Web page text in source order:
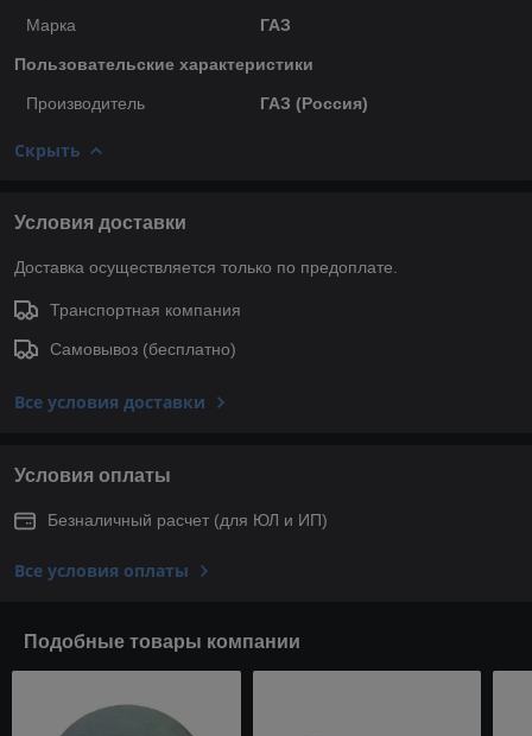
Марка
ГАЗ
Пользовательские характеристики
Производитель ГАЗ (Россия)
Скрыть
Условия доставки
Доставка осуществляется только по предоплате.
Транспортная компания
Самовывоз (бесплатно)
Все условия доставки
Условия оплаты
Безналичный расчет (для ЮЛ и ИП)
Все условия оплаты
Подобные товары компании